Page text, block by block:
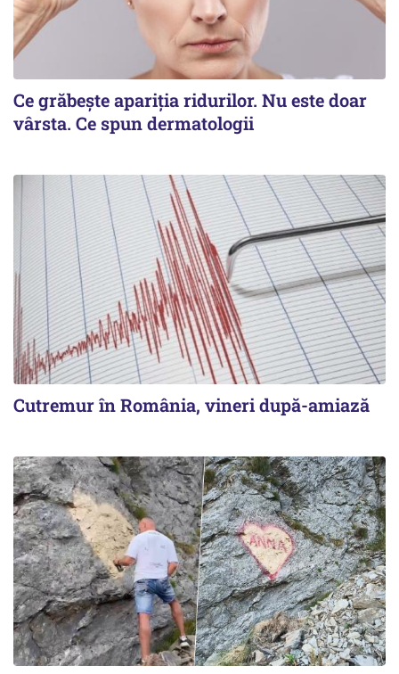
Ce grăbește apariția ridurilor. Nu este doar
vârsta. Ce spun dermatologii
Cutremur în România, vineri după-amiază